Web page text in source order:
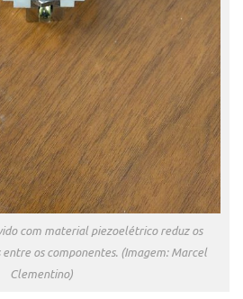
com material piezoelétrico reduz os
os componentes. (Imagem: Marcel
Clementino)